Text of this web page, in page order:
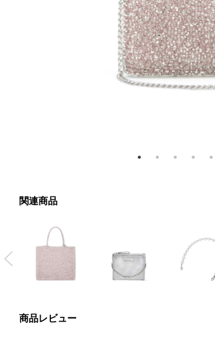
関連商品
Previous
商品レビュー